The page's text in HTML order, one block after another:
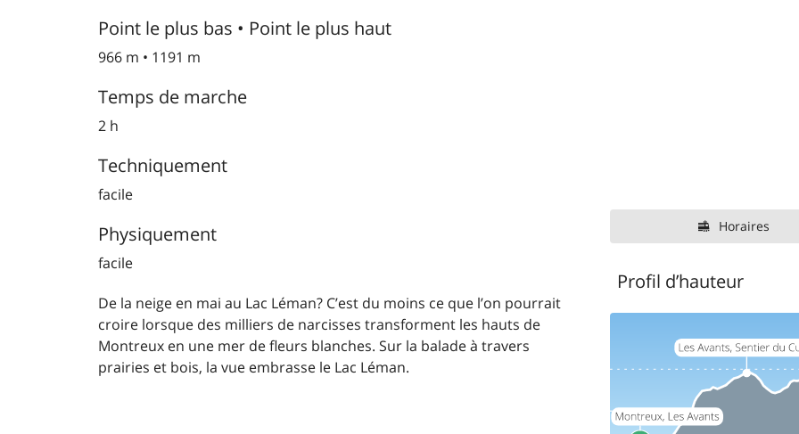
Point le plus bas • Point le plus haut
966 m • 1191 m
Temps de marche
2 h
Techniquement
facile
Physiquement
facile
De la neige en mai au Lac Léman? C’est du moins ce que l’on pourrait
croire lorsque des milliers de narcisses transforment les hauts de
Montreux en une mer de fleurs blanches. Sur la balade à travers
prairies et bois, la vue embrasse le Lac Léman.
Horaires
Profil d’hauteur